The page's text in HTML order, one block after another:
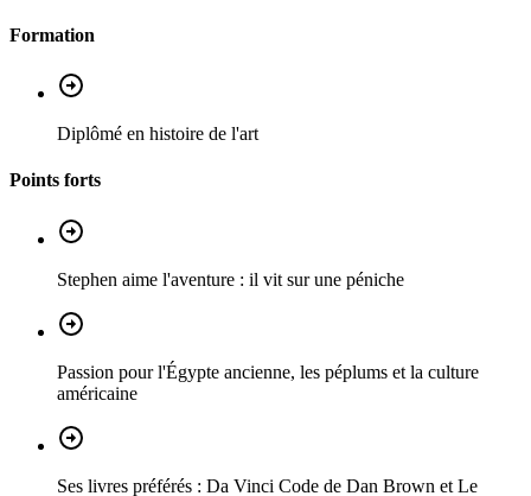
Formation
Diplômé en histoire de l'art
Points forts
Stephen aime l'aventure : il vit sur une péniche
Passion pour l'Égypte ancienne, les péplums et la culture
américaine
Ses livres préférés : Da Vinci Code de Dan Brown et Le